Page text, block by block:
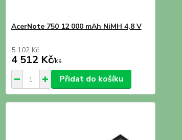
AcerNote 750 12 000 mAh NiMH 4,8 V
5 102 Kč
4 512 Kč/ks
Přidat do košíku